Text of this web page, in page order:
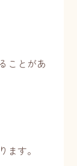
ことがあ
す。